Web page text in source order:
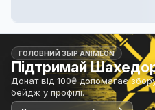
ГОЛОВНИЙ ЗБІР ANIMEON
Підтримай
Донат від 100₴ допомагає
бейдж у профілі.